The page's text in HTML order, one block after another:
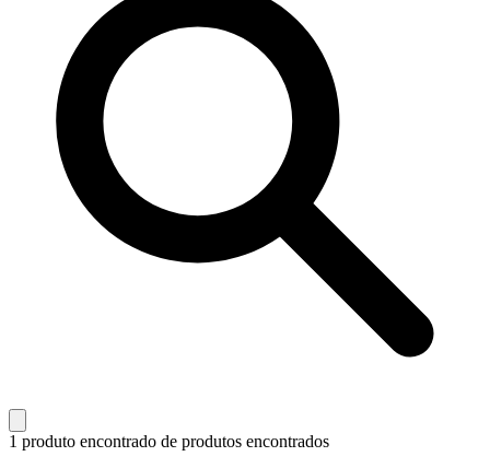
1 produto encontrado de produtos encontrados